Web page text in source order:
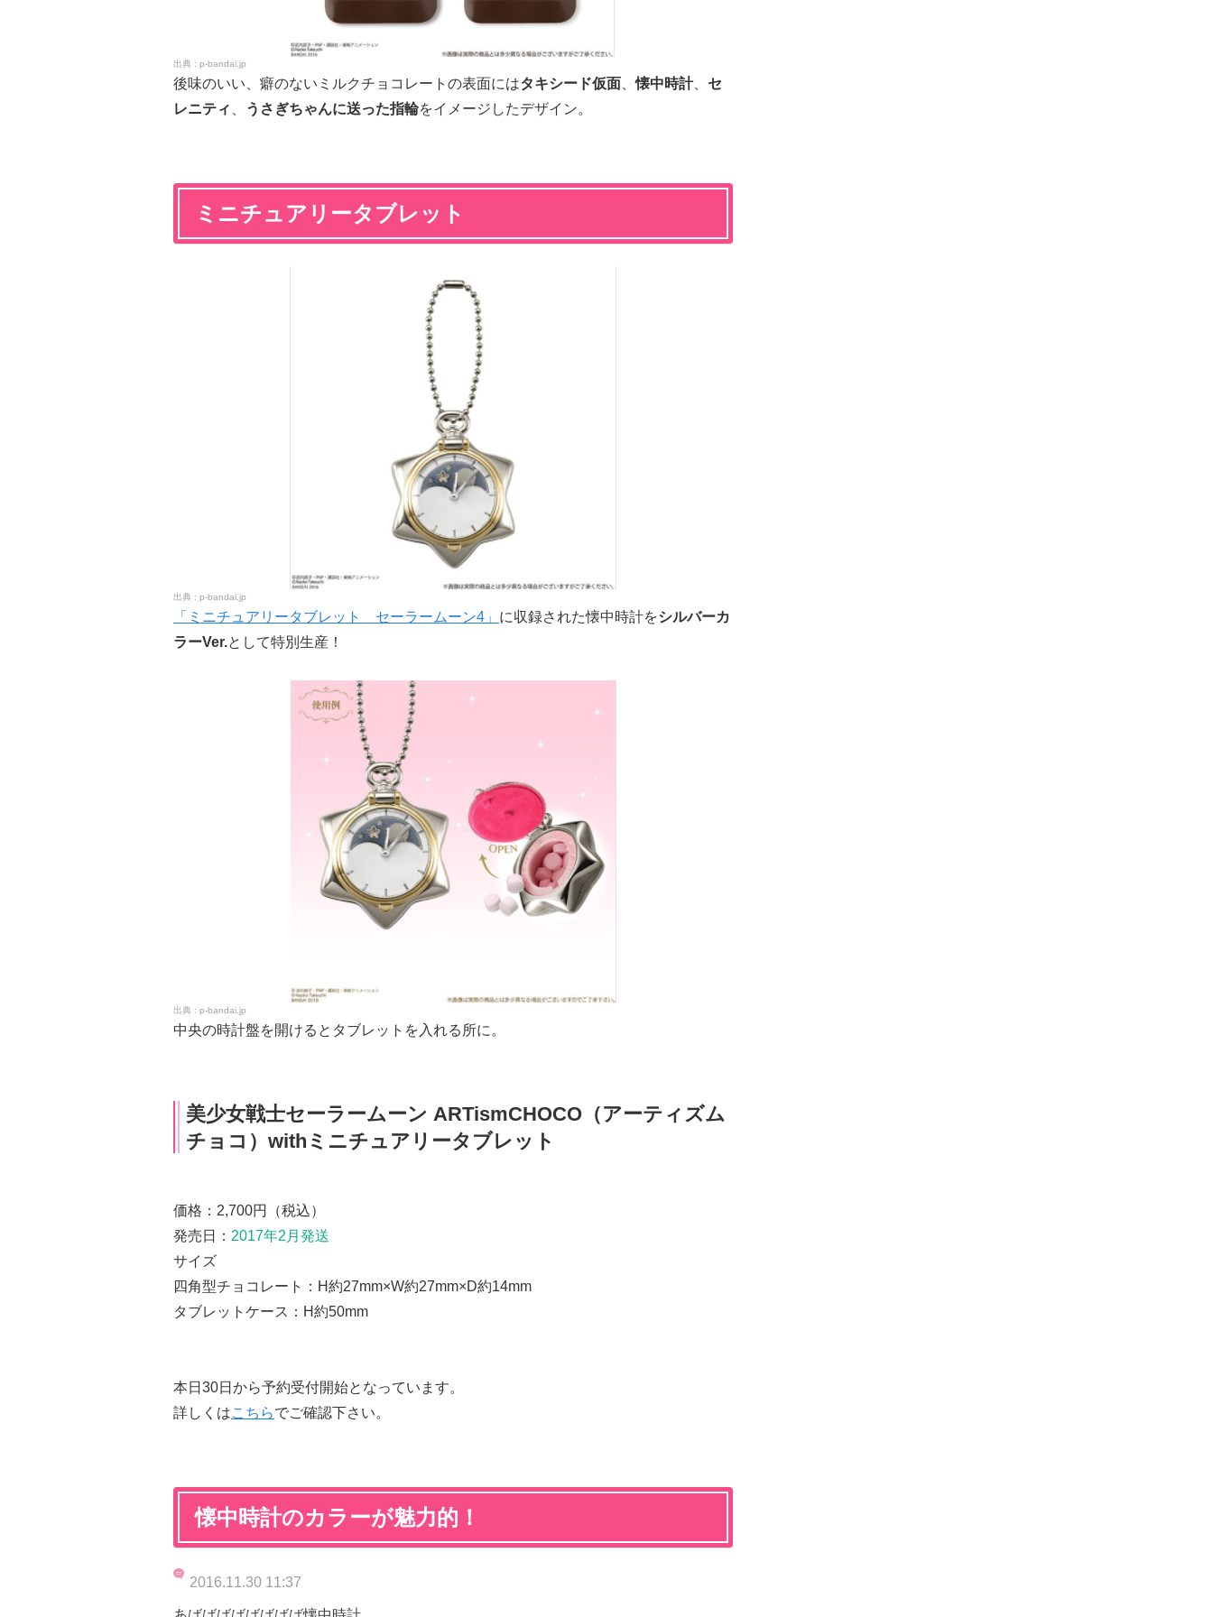
p-bandai.jp
後味のいい、癖のないミルクチョコレートの表面にはタキシード仮面 、懐中時計、 セ
レニティ
うさぎちゃんに送った指輪をイメージしたデザイン。
ミニチュアリータブレット
p-bandai.jp
「ミニチュアリータブレット セーラームーン4」 に収録された懐中時計をシルバーカ
ラーVer.として特別生産！
p-bandai.jp
中央の時計盤を開けるとタブレットを入れる所に。
美少女戦士セーラームーン ARTismCHOCO（アーティズム
チョコ）withミニチュアリータブレット
価格：2,700円（税込）
発売日： 2017年2月発送
サイズ
四角型チョコレート：H約27mm×W約27mm×D約14mm
タブレットケース：H約50mm
本日30日から予約受付開始となっています。
詳しくはこちらでご確認下さい。
懐中時計のカラーが魅力的！
2016.11.30 11:37